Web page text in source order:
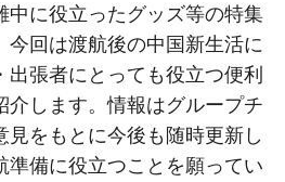
中に役立ったグッズ等の特集
今回は渡航後の中国新生活に
出張者にとっても役立つ便利
介します。情報はグループチ
見をもとに今後も随時更新し
準備に役立つことを願ってい